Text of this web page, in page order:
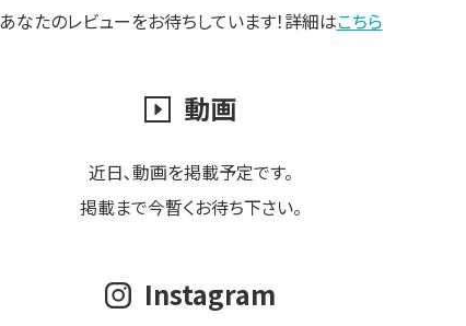
あなたのレビューをお待ちしています！詳細はこちら
動画
近日､動画を掲載予定です。
掲載まで今暫くお待ち下さい。
Instagram